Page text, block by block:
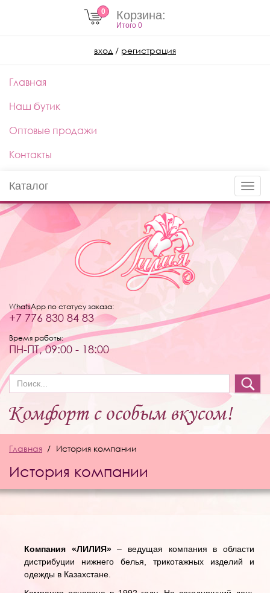
0 Корзина:
Итого 0
вход / регистрация
Главная
Наш бутик
Оптовые продажи
Контакты
Toggle
Каталог
WhatsApp по статусу заказа:
+7 776 830 84 83
Время работы:
ПН-ПТ, 09:00 - 18:00
Форма поиска
Главная История компании
История компании
Компания «ЛИЛИЯ»– ведущая компания в области
дистрибуции нижнего белья, трикотажных изделий и
одежды в Казахстане.